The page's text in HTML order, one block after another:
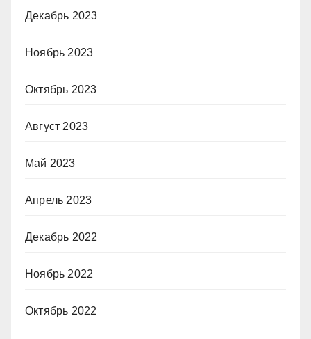
Декабрь 2023
Ноябрь 2023
Октябрь 2023
Август 2023
Май 2023
Апрель 2023
Декабрь 2022
Ноябрь 2022
Октябрь 2022